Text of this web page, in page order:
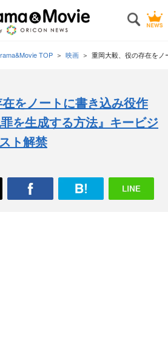
TOP 映画 重岡大毅、役の存在を
をノートに書き込み役作
を生成する方法』キービジ
ト解禁